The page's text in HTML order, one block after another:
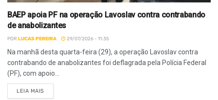
BAEP apoia PF na operação Lavoslav contra contrabando
de anabolizantes
POR LUCAS PEREIRA 29/07/2026 - 11:35
Na manhã desta quarta-feira (29), a operação Lavoslav contra
contrabando de anabolizantes foi deflagrada pela Polícia Federal
(PF), com apoio...
LEIA MAIS